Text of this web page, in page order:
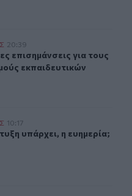
διορισμούς
20:39
επισημάνσεις για τους
επισημάνσεις για τους
εκπαιδευτικών
10:17
υπάρχει, η ευημερία;
υπάρχει, η ευημερία;